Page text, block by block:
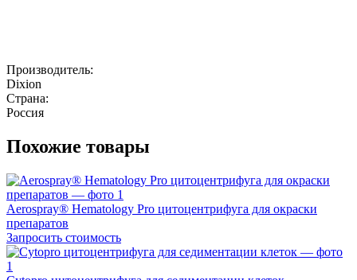
Производитель:
Dixion
Страна:
Россия
Похожие товары
Aerospray® Hematology Pro цитоцентрифуга для окраски
препаратов
Запросить стоимость